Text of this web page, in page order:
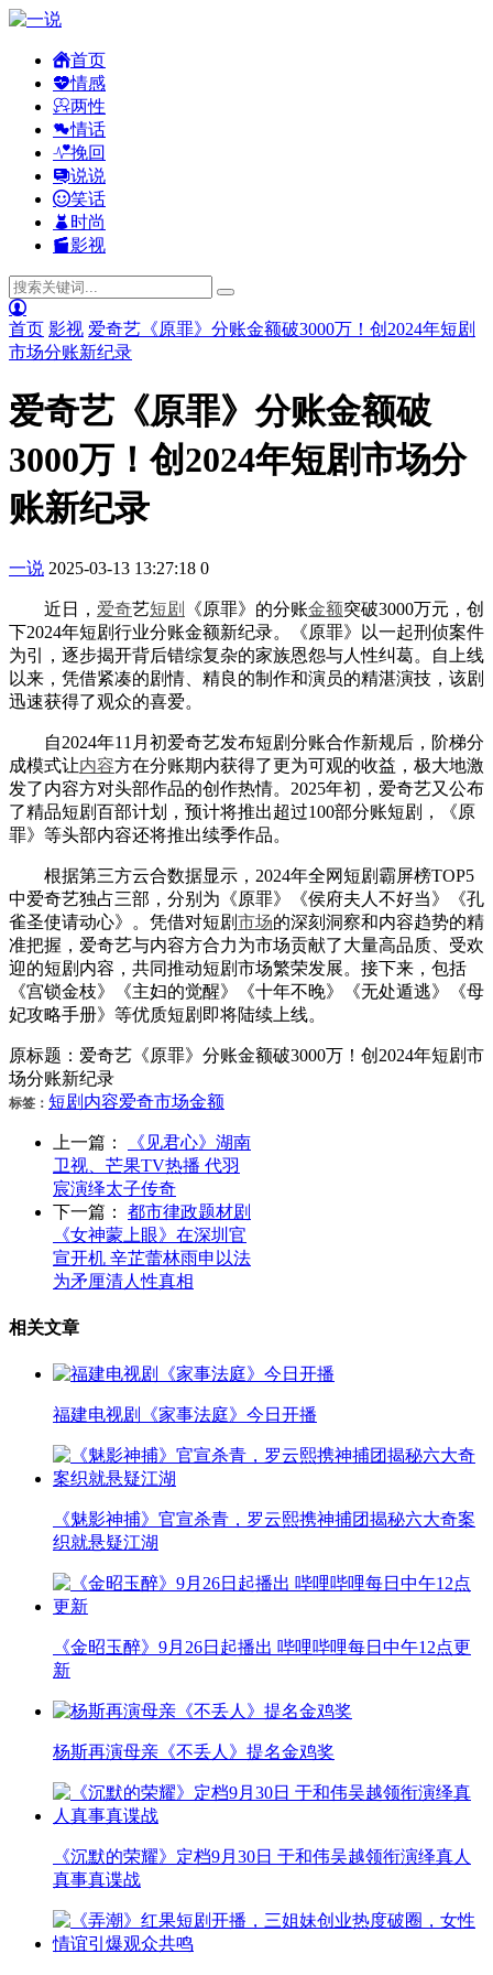
首页
情感
两性
情话
挽回
说说
笑话
时尚
影视
首页 影视 爱奇艺《原罪》分账金额破3000万！创2024年短剧
市场分账新纪录
爱奇艺《原罪》分账金额破
3000万！创2024年短剧市场分
账新纪录
一说 2025-03-13 13:27:18 0
近日， 爱奇艺短剧 《原罪》的分账金额突破3000万元，创
下2024年短剧行业分账金额新纪录。《原罪》以一起刑侦案件
为引，逐步揭开背后错综复杂的家族恩怨与人性纠葛。自上线
以来，凭借紧凑的剧情、精良的制作和演员的精湛演技，该剧
迅速获得了观众的喜爱。
自2024年11月初爱奇艺发布短剧分账合作新规后，阶梯分
成模式让内容方在分账期内获得了更为可观的收益，极大地激
发了内容方对头部作品的创作热情。2025年初，爱奇艺又公布
了精品短剧百部计划，预计将推出超过100部分账短剧，《原
罪》等头部内容还将推出续季作品。
根据第三方云合数据显示，2024年全网短剧霸屏榜TOP5
中爱奇艺独占三部，分别为《原罪》《侯府夫人不好当》《孔
雀圣使请动心》。凭借对短剧市场的深刻洞察和内容趋势的精
准把握，爱奇艺与内容方合力为市场贡献了大量高品质、受欢
迎的短剧内容，共同推动短剧市场繁荣发展。接下来，包括
《宫锁金枝》《主妇的觉醒》《十年不晚》《无处遁逃》《母
妃攻略手册》等优质短剧即将陆续上线。
原标题：爱奇艺《原罪》分账金额破3000万！创2024年短剧市
场分账新纪录
标签： 短剧 内容爱奇市场金额
上一篇：
《见君心》湖南
卫视、芒果TV热播 代羽
宸演绎太子传奇
下一篇：
都市律政题材剧
《女神蒙上眼》在深圳官
宣开机 辛芷蕾林雨申以法
为矛厘清人性真相
相关文章
福建电视剧《家事法庭》今日开播
《魅影神捕》官宣杀青，罗云熙携神捕团揭秘六大奇案
织就悬疑江湖
《金昭玉醉》9月26日起播出 哔哩哔哩每日中午12点更
新
杨斯再演母亲《不丢人》提名金鸡奖
《沉默的荣耀》定档9月30日 于和伟吴越领衔演绎真人
真事真谍战